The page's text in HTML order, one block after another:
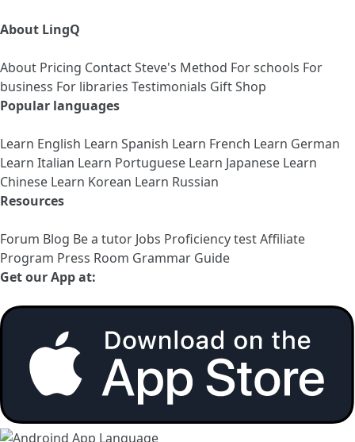
About LingQ
About Pricing ContactSteve's Method For schools For
business For libraries Testimonials Gift Shop
Popular languages
Learn English Learn Spanish Learn French Learn German
Learn Italian Learn Portuguese Learn Japanese Learn
Chinese Learn Korean Learn Russian
Resources
Forum Blog Be a tutor Jobs Proficiency testAffiliate
Program Press Room Grammar Guide
Get our App at: